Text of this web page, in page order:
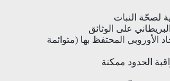
لصحّة النبات
على الوثائق
الأوروبي المحتفظ بها (متوائمة
الحدود ممكنة